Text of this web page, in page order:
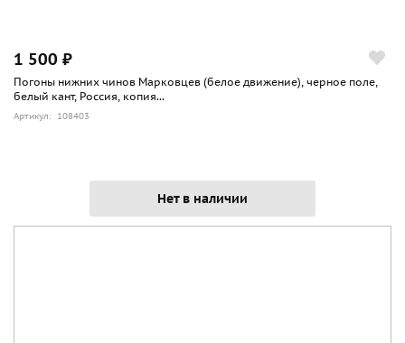
1 500 ₽
Погоны нижних чинов Марковцев (белое движение), черное поле,
белый кант, Россия, копия...
Артикул: 108403
Нет в наличии